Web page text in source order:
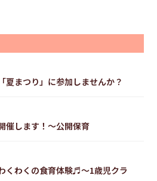
まつり」に参加しませんか？
催します！〜公開保育
くわくの食育体験♬〜1歳児クラ